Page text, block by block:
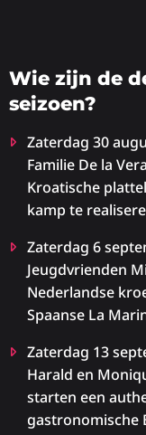
Wie zijn de
seizoen?
Zaterdag 30
Familie De la
Kroatische
kamp te
Zaterdag 6
Jeugdvrienden
Nederlandse
Spaanse La
Zaterdag 13
Harald en
starten een
gastronomische